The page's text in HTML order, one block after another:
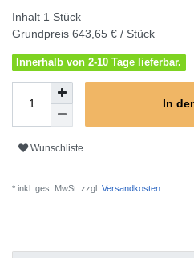
Inhalt 1 Stück
Grundpreis 643,65 € / Stück
Innerhalb von 2-10 Tage lieferbar.
In
Wunschliste
* inkl. ges. MwSt. zzgl. Versandkosten